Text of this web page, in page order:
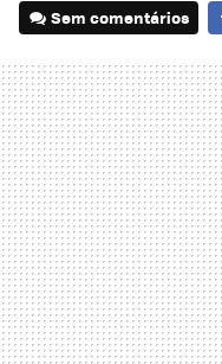
Sem comentários